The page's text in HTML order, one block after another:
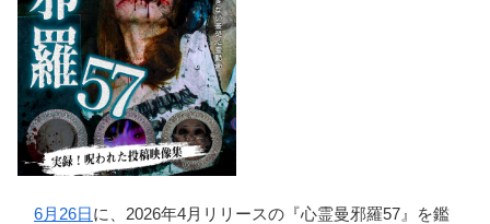
6月26日に、2026年4月リリースの『心霊曼邪羅57』を鑑